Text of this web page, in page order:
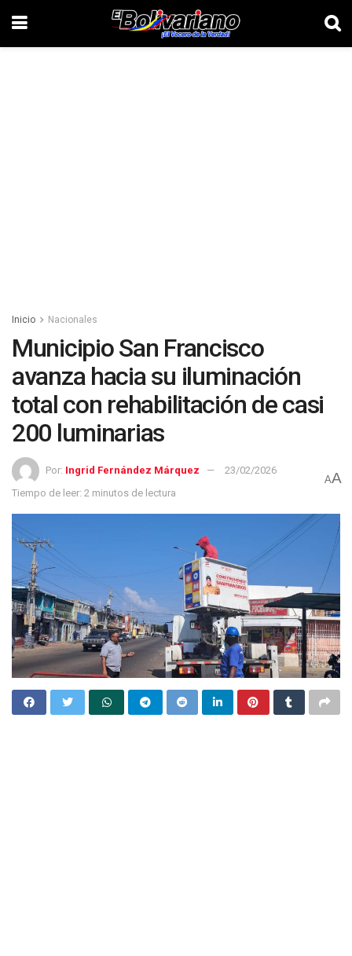
Inicio Nacionales
Municipio San Francisco
avanza hacia su iluminación
total con rehabilitación de casi
200 luminarias
Por: Ingrid Fernández Márquez
23/02/2026
Tiempo de leer: 2 minutos de lectura
AA